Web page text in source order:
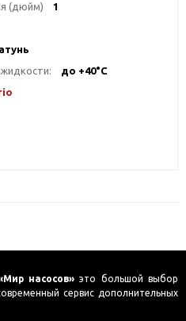
(дюйм)
1
до +40°С
насосов» это большой выбор
сервис дополнительных